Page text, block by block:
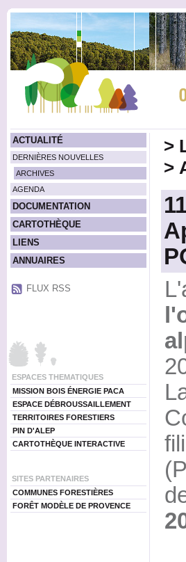
ACTUALITÉ
DERNIÈRES NOUVELLES
ARCHIVES
AGENDA
DOCUMENTATION
CARTOTHÈQUE
LIENS
ANNUAIRES
FLUX RSS
ESPACES THEMATIQUES
MISSION BOIS ÉNERGIE PACA
ESPACE DÉBROUSSAILLEMENT
TERRITOIRES FORESTIERS
PIN D'ALEP
CARTOTHÈQUE INTERACTIVE
SITES PARTENAIRES
COMMUNES FORESTIÈRES
FORÊT MODÈLE DE PROVENCE
>
>